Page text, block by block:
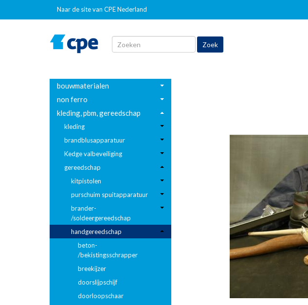
Naar de site van CPE Nederland
bouwmaterialen
non ferro
kleding, pbm, gereedschap
kleding
brandblusapparatuur
Kedge valbeveiliging
gereedschap
kitpistolen
purschuim spuitapparatuur
brander-
/soldeergereedschap
handgereedschap
beton-
/bekistingsschrapper
breekijzer
doorslijpschijf
doorloopschaar